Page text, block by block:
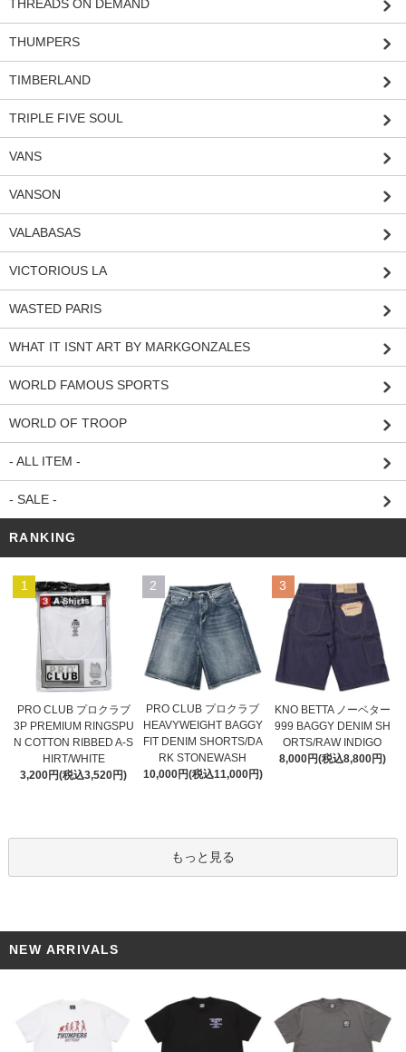
THREADS ON DEMAND
THUMPERS
TIMBERLAND
TRIPLE FIVE SOUL
VANS
VANSON
VALABASAS
VICTORIOUS LA
WASTED PARIS
WHAT IT ISNT ART BY MARKGONZALES
WORLD FAMOUS SPORTS
WORLD OF TROOP
- ALL ITEM -
- SALE -
RANKING
1
PRO CLUB プロクラブ
3P PREMIUM RINGSPU
N COTTON RIBBED A-S
HIRT/WHITE
3,200円(税込3,520円)
2
PRO CLUB プロクラブ
HEAVYWEIGHT BAGGY
FIT DENIM SHORTS/DA
RK STONEWASH
10,000円(税込11,000円)
3
KNO BETTA ノーベター
999 BAGGY DENIM SH
ORTS/RAW INDIGO
8,000円(税込8,800円)
もっと見る
NEW ARRIVALS